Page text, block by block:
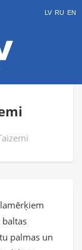
LV RU EN
palmas un